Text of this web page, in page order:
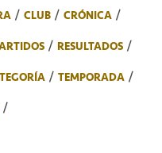
CLUB
CRÓNICA
RESULTADOS
TEMPORADA